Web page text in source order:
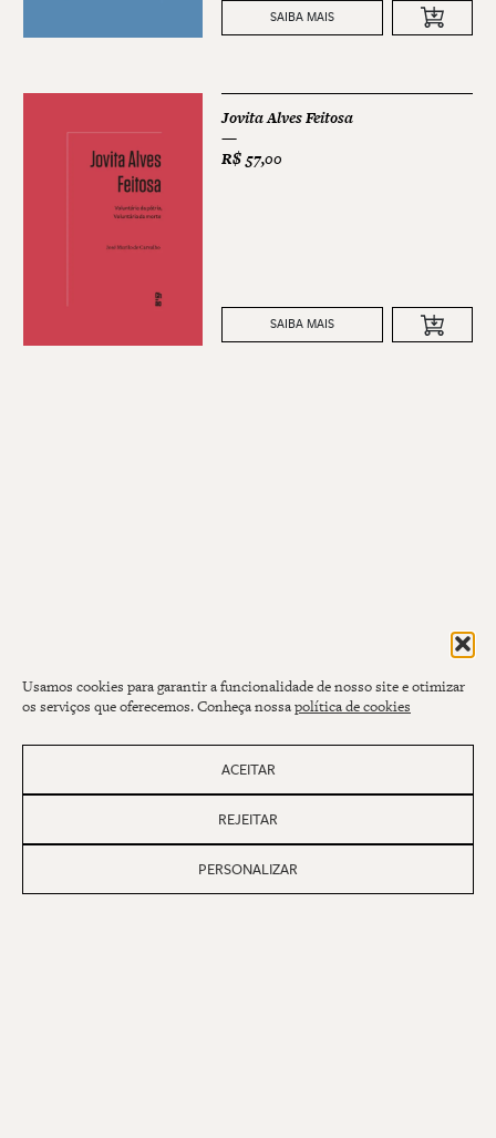
Usamos cookies para garantir a funcionalidade de nosso site e otimizar
os serviços que oferecemos. Conheça nossapolítica de cookies
ACEITAR
REJEITAR
PERSONALIZAR
SAIBA MAIS
Jovita Alves Feitosa
R$ 57,00
SAIBA MAIS